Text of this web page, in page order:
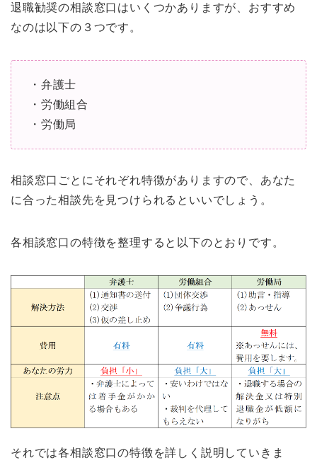
退職勧奨の相談窓口はいくつかありますが、おすすめ
なのは以下の３つです。
・弁護士
・労働組合
・労働局
相談窓口ごとにそれぞれ特徴がありますので、あなた
に合った相談先を見つけられるといいでしょう。
各相談窓口の特徴を整理すると以下のとおりです。
それでは各相談窓口の特徴を詳しく説明していきま